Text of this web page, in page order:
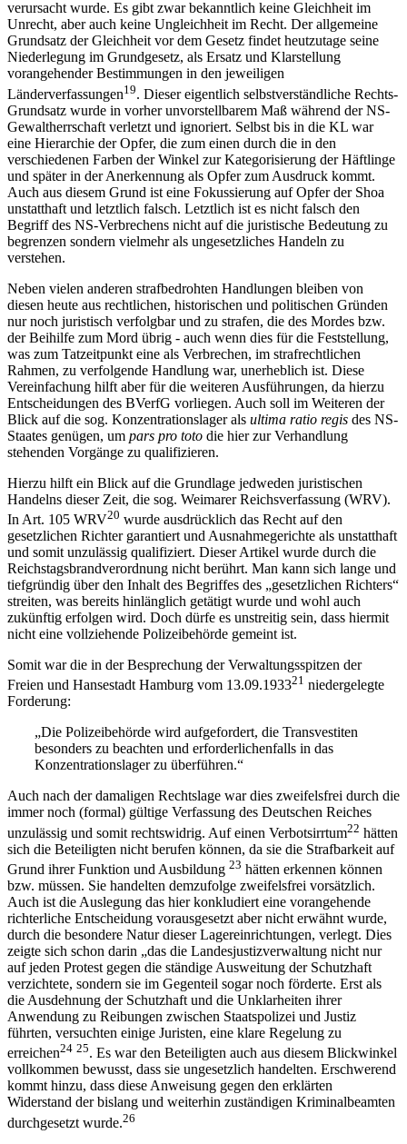
verursacht wurde. Es gibt zwar bekanntlich keine Gleichheit im
Unrecht, aber auch keine Ungleichheit im Recht. Der allgemeine
Grundsatz der Gleichheit vor dem Gesetz findet heutzutage seine
Niederlegung im Grundgesetz, als Ersatz und Klarstellung
vorangehender Bestimmungen in den jeweiligen
Länderverfassungen19. Dieser eigentlich selbstverständliche Rechts-
Grundsatz wurde in vorher unvorstellbarem Maß während der NS-
Gewaltherrschaft verletzt und ignoriert. Selbst bis in die KL war
eine Hierarchie der Opfer, die zum einen durch die in den
verschiedenen Farben der Winkel zur Kategorisierung der Häftlinge
und später in der Anerkennung als Opfer zum Ausdruck kommt.
Auch aus diesem Grund ist eine Fokussierung auf Opfer der Shoa
unstatthaft und letztlich falsch. Letztlich ist es nicht falsch den
Begriff des NS-Verbrechens nicht auf die juristische Bedeutung zu
begrenzen sondern vielmehr als ungesetzliches Handeln zu
verstehen.
Neben vielen anderen strafbedrohten Handlungen bleiben von
diesen heute aus rechtlichen, historischen und politischen Gründen
nur noch juristisch verfolgbar und zu strafen, die des Mordes bzw.
der Beihilfe zum Mord übrig - auch wenn dies für die Feststellung,
was zum Tatzeitpunkt eine als Verbrechen, im strafrechtlichen
Rahmen, zu verfolgende Handlung war, unerheblich ist. Diese
Vereinfachung hilft aber für die weiteren Ausführungen, da hierzu
Entscheidungen des BVerfG vorliegen. Auch soll im Weiteren der
Blick auf die sog. Konzentrationslager als ultima ratio regis des NS-
Staates genügen, um pars pro toto die hier zur Verhandlung
stehenden Vorgänge zu qualifizieren.
Hierzu hilft ein Blick auf die Grundlage jedweden juristischen
Handelns dieser Zeit, die sog. Weimarer Reichsverfassung (WRV).
In Art. 105 WRV20 wurde ausdrücklich das Recht auf den
gesetzlichen Richter garantiert und Ausnahmegerichte als unstatthaft
und somit unzulässig qualifiziert. Dieser Artikel wurde durch die
Reichstagsbrandverordnung nicht berührt. Man kann sich lange und
tiefgründig über den Inhalt des Begriffes des „gesetzlichen Richters“
streiten, was bereits hinlänglich getätigt wurde und wohl auch
zukünftig erfolgen wird. Doch dürfe es unstreitig sein, dass hiermit
nicht eine vollziehende Polizeibehörde gemeint ist.
Somit war die in der Besprechung der Verwaltungsspitzen der
Freien und Hansestadt Hamburg vom 13.09.193321 niedergelegte
Forderung:
„Die Polizeibehörde wird aufgefordert, die Transvestiten
besonders zu beachten und erforderlichenfalls in das
Konzentrationslager zu überführen.“
Auch nach der damaligen Rechtslage war dies zweifelsfrei durch die
immer noch (formal) gültige Verfassung des Deutschen Reiches
unzulässig und somit rechtswidrig. Auf einen Verbotsirrtum22 hätten
sich die Beteiligten nicht berufen können, da sie die Strafbarkeit auf
Grund ihrer Funktion und Ausbildung 23 hätten erkennen können
bzw. müssen. Sie handelten demzufolge zweifelsfrei vorsätzlich.
Auch ist die Auslegung das hier konkludiert eine vorangehende
richterliche Entscheidung vorausgesetzt aber nicht erwähnt wurde,
durch die besondere Natur dieser Lagereinrichtungen, verlegt. Dies
zeigte sich schon darin „das die Landesjustizverwaltung nicht nur
auf jeden Protest gegen die ständige Ausweitung der Schutzhaft
verzichtete, sondern sie im Gegenteil sogar noch förderte. Erst als
die Ausdehnung der Schutzhaft und die Unklarheiten ihrer
Anwendung zu Reibungen zwischen Staatspolizei und Justiz
führten, versuchten einige Juristen, eine klare Regelung zu
erreichen24 25. Es war den Beteiligten auch aus diesem Blickwinkel
vollkommen bewusst, dass sie ungesetzlich handelten. Erschwerend
kommt hinzu, dass diese Anweisung gegen den erklärten
Widerstand der bislang und weiterhin zuständigen Kriminalbeamten
durchgesetzt wurde.26